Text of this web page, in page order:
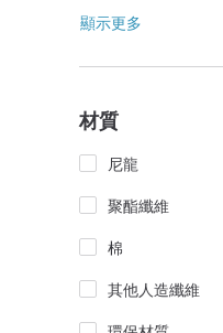
顯示更多
材質
尼龍
聚酯纖維
棉
其他人造纖維